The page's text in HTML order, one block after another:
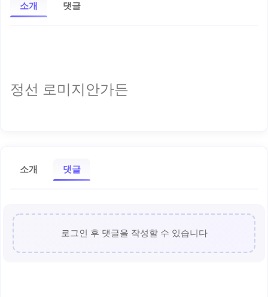
소개 댓글
정선 로미지안가든
소개 댓글
로그인 후 댓글을 작성할 수 있습니다